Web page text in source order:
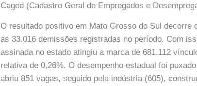
Caged (Cadastro Geral de Empregados e
O resultado positivo em Mato Grosso do Sul decorre
as 33.016 demissões registradas no período. Com
assinada no estado atingiu a marca de 681.112
relativa de 0,26%. O desempenho estadual foi
abriu 851 vagas, seguido pela indústria (605),